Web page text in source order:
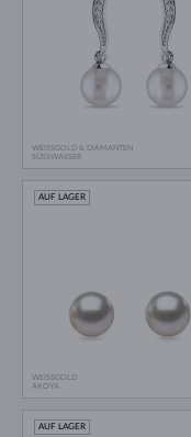
WEISSGOLD & DIAMANTEN
SÜSSWASSER
WEISSGOLD
AKOYA
AUF LAGER
AUF LAGER